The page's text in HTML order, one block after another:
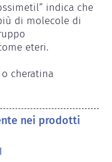
indica che
di molecole di
eteri.
cheratina
nei prodotti